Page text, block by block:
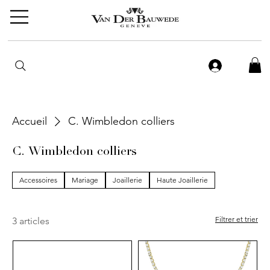
Accueil C. Wimbledon colliers
C. Wimbledon colliers
Accessoires Mariage Joaillerie Haute Joaillerie
3 articles Filtrer et trier